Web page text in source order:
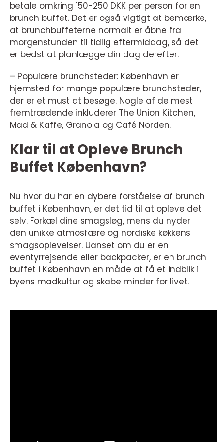
betale omkring 150-250 DKK per person for en
brunch buffet. Det er også vigtigt at bemærke,
at brunchbuffeterne normalt er åbne fra
morgenstunden til tidlig eftermiddag, så det
er bedst at planlægge din dag derefter.
– Populære brunchsteder: København er
hjemsted for mange populære brunchsteder,
der er et must at besøge. Nogle af de mest
fremtrædende inkluderer The Union Kitchen,
Mad & Kaffe, Granola og Café Norden.
Klar til at Opleve Brunch
Buffet København?
Nu hvor du har en dybere forståelse af brunch
buffet i København, er det tid til at opleve det
selv. Forkæl dine smagsløg, mens du nyder
den unikke atmosfære og nordiske køkkens
smagsoplevelser. Uanset om du er en
eventyrrejsende eller backpacker, er en brunch
buffet i København en måde at få et indblik i
byens madkultur og skabe minder for livet.